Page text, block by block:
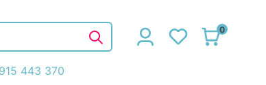
0
915 443 370